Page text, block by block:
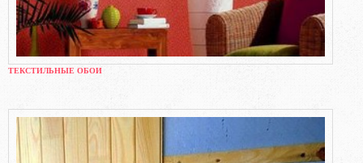
ТЕКСТИЛЬНЫЕ ОБОИ